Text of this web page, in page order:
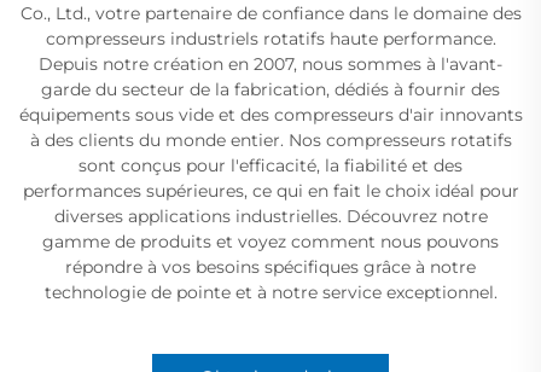
Co., Ltd., votre partenaire de confiance dans le domaine des
compresseurs industriels rotatifs haute performance.
Depuis notre création en 2007, nous sommes à l'avant-
garde du secteur de la fabrication, dédiés à fournir des
équipements sous vide et des compresseurs d'air innovants
à des clients du monde entier. Nos compresseurs rotatifs
sont conçus pour l'efficacité, la fiabilité et des
performances supérieures, ce qui en fait le choix idéal pour
diverses applications industrielles. Découvrez notre
gamme de produits et voyez comment nous pouvons
répondre à vos besoins spécifiques grâce à notre
technologie de pointe et à notre service exceptionnel.